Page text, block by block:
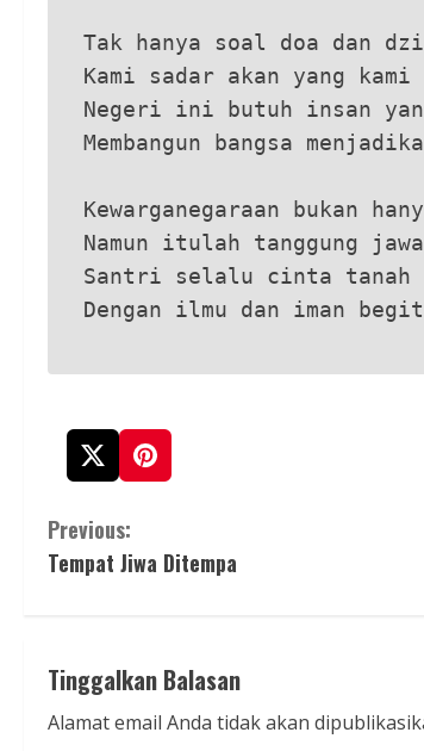
Tak hanya soal doa dan
Kami sadar akan yang kami
Negeri ini butuh insan
Membangun bangsa
Kewarganegaraan bukan
Namun itulah tanggung
Santri selalu cinta
Dengan ilmu dan iman
C
o
t
i
Previous:
Tempat Jiwa Ditempa
Tinggalkan Balasan
Alamat email Anda tidak akan